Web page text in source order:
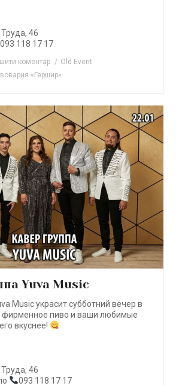
46
118 17 17
коментар
Old Event
«Гершир»
Yuva Music
Music украсит субботний вечер в
фирменное пиво и ваши любимые
вкуснее!
46
093 118 17 17